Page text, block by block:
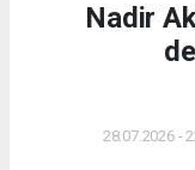
Nadir
28.07.2026 -